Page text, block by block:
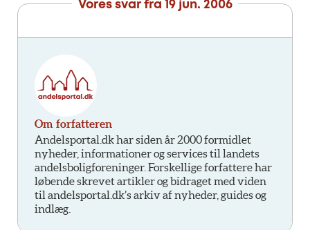
Vores svar fra 19 jun. 2006
Om forfatteren
Andelsportal.dk har siden år 2000 formidlet
nyheder, informationer og services til landets
andelsboligforeninger. Forskellige forfattere har
løbende skrevet artikler og bidraget med viden
til andelsportal.dk’s arkiv af nyheder, guides og
indlæg.